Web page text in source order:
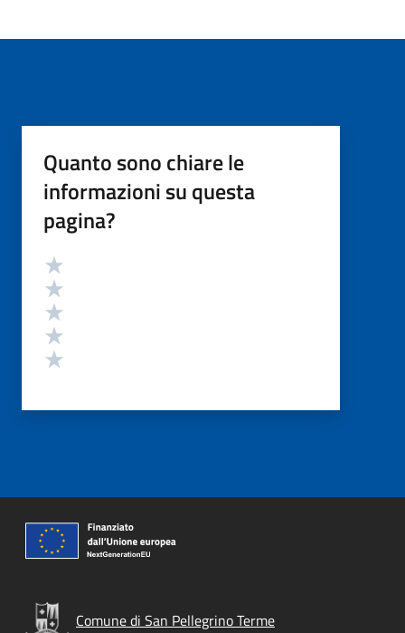
Quanto sono chiare le
informazioni su questa
pagina?
Valutazione
Comune di San Pellegrino Terme